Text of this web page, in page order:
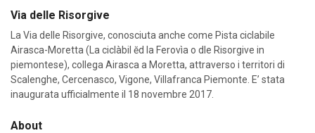
Via delle Risorgive
La Via delle Risorgive, conosciuta anche come Pista ciclabile
Airasca-Moretta (La ciclàbil ĕd la Ferovìa o dle Risorgive in
piemontese), collega Airasca a Moretta, attraverso i territori di
Scalenghe, Cercenasco, Vigone, Villafranca Piemonte. E’ stata
inaugurata ufficialmente il 18 novembre 2017.
About